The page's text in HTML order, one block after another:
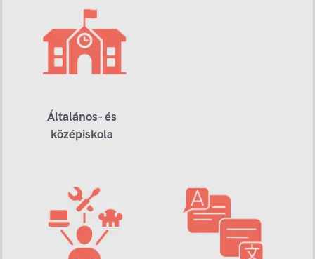
Általános- és
középiskola